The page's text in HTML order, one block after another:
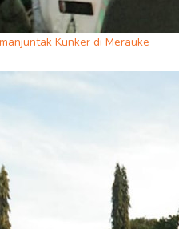
Kunker di Merauke